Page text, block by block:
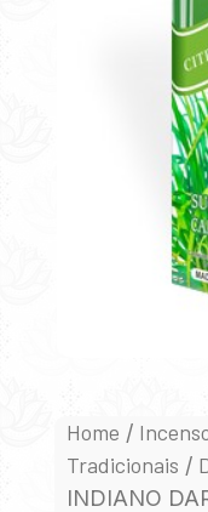
Home /
Tradicionais /
INDIANO